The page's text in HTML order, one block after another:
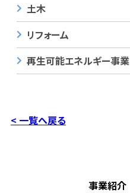
土木
リフォーム
再生可能エネルギー事業
< 一覧へ戻る
事業紹介